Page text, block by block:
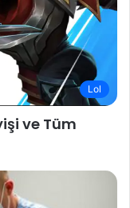
Lol
ve Tüm